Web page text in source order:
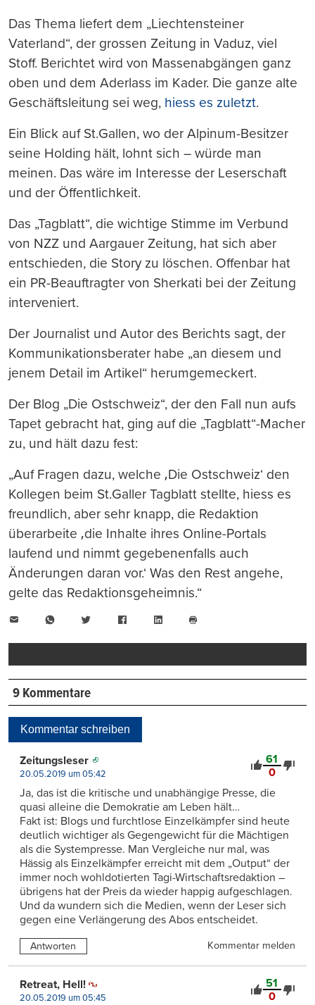
Das Thema liefert dem „Liechtensteiner
Vaterland“, der grossen Zeitung in Vaduz, viel
Stoff. Berichtet wird von Massenabgängen ganz
oben und dem Aderlass im Kader. Die ganze alte
Geschäftsleitung sei weg, hiess es zuletzt.
Ein Blick auf St.Gallen, wo der Alpinum-Besitzer
seine Holding hält, lohnt sich – würde man
meinen. Das wäre im Interesse der Leserschaft
und der Öffentlichkeit.
Das „Tagblatt“, die wichtige Stimme im Verbund
von NZZ und Aargauer Zeitung, hat sich aber
entschieden, die Story zu löschen. Offenbar hat
ein PR-Beauftragter von Sherkati bei der Zeitung
interveniert.
Der Journalist und Autor des Berichts sagt, der
Kommunikationsberater habe „an diesem und
jenem Detail im Artikel“ herumgemeckert.
Der Blog „Die Ostschweiz“, der den Fall nun aufs
Tapet gebracht hat, ging auf die „Tagblatt“-Macher
zu, und hält dazu fest:
„Auf Fragen dazu, welche ‚Die Ostschweiz‘ den
Kollegen beim St.Galler Tagblatt stellte, hiess es
freundlich, aber sehr knapp, die Redaktion
überarbeite ‚die Inhalte ihres Online-Portals
laufend und nimmt gegebenenfalls auch
Änderungen daran vor.‘ Was den Rest angehe,
gelte das Redaktionsgeheimnis.“
WhatsAppTwitter FacebookLinkedIn
drucken
9 Kommentare
Kommentar schreiben
61
0
Zeitungsleser
20.05.2019 um 05:42
Ja, das ist die kritische und unabhängige Presse, die
quasi alleine die Demokratie am Leben hält…
Fakt ist: Blogs und furchtlose Einzelkämpfer sind heute
deutlich wichtiger als Gegengewicht für die Mächtigen
als die Systempresse. Man Vergleiche nur mal, was
Hässig als Einzelkämpfer erreicht mit dem „Output“ der
immer noch wohldotierten Tagi-Wirtschaftsredaktion –
übrigens hat der Preis da wieder happig aufgeschlagen.
Und da wundern sich die Medien, wenn der Leser sich
gegen eine Verlängerung des Abos entscheidet.
Antworten Kommentar melden
51
0
Retreat, Hell!
20.05.2019 um 05:45